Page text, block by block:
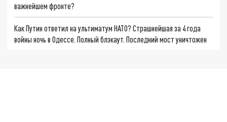
важнейшем фронте?
Как Путин ответил на ультиматум НАТО? Страшнейшая за 4 года
войны ночь в Одессе. Полный блэкаут. Последний мост уничтожен